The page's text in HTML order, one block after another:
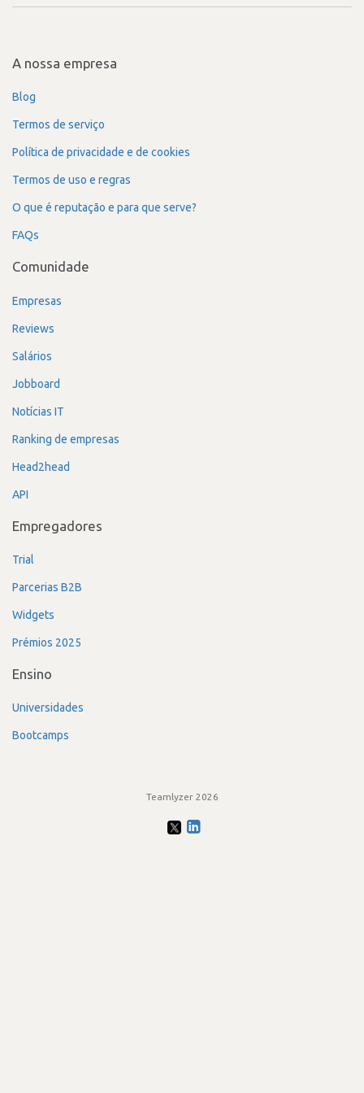
A nossa empresa
Blog
Termos de serviço
Política de privacidade e de cookies
Termos de uso e regras
O que é reputação e para que serve?
FAQs
Comunidade
Empresas
Reviews
Salários
Jobboard
Notícias IT
Ranking de empresas
Head2head
API
Empregadores
Trial
Parcerias B2B
Widgets
Prémios 2025
Ensino
Universidades
Bootcamps
Teamlyzer 2026